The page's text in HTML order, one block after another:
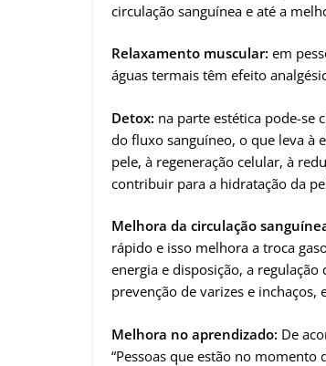
circulação sanguínea e até a
Relaxamento muscular: em
águas termais têm efeito
Detox: na parte estética pode-se
do fluxo sanguíneo, o que leva à
pele, à regeneração celular, à
contribuir para a hidratação da
Melhora da circulação
rápido e isso melhora a troca
energia e disposição, a
prevenção de varizes e inchaços,
Melhora no aprendizado: De
“Pessoas que estão no momento